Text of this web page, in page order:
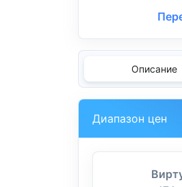
Описание
Диапазон цен